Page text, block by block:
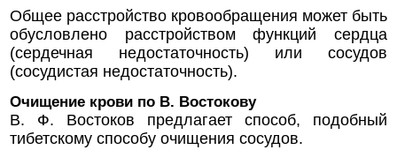
Общее расстройство кровообращения может быть
обусловлено расстройством функций сердца
(сердечная недостаточность) или сосудов
(сосудистая недостаточность).
Очищение крови по В. Востокову
В. Ф. Востоков предлагает способ, подобный
тибетскому способу очищения сосудов.